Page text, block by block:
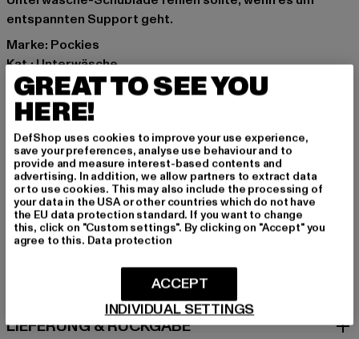
entspannten Support geht.
Marke: Pockies
Kat.: Unterwäsche
Farbe: rot
Hersteller Farbe: red
Materialzusammensetzung: 100% Baumwolle
Art.Nr: BUBB-1P-00199
Hersteller: Pockies B.V. | support@pockies.com
Van Boetzelaerstraat 49 | 1051 Amsterdam | NL
GRÖSSE & PASSFORM
LIEFERUNG & RÜCKGABE
GREAT TO SEE YOU
HERE!
DefShop uses cookies to improve your use experience,
save your preferences, analyse use behaviour and to
provide and measure interest-based contents and
advertising. In addition, we allow partners to extract data
or to use cookies. This may also include the processing of
your data in the USA or other countries which do not have
the EU data protection standard. If you want to change
this, click on "Custom settings". By clicking on "Accept" you
agree to this. Data protection
INDIVIDUAL SETTINGS
ACCEPT